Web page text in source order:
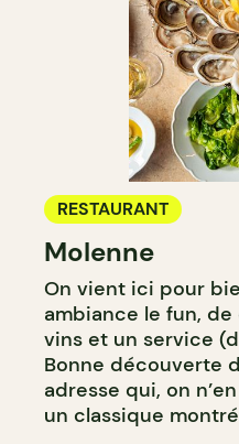
RESTAURANT
Molenne
On vient ici pour
ambiance le fun,
vins et un service
Bonne découverte
adresse qui, on
un classique